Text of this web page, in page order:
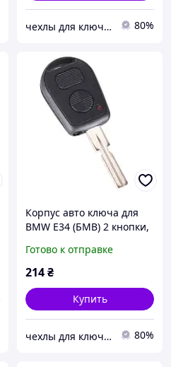
чехлы для ключей 80%
Корпус авто ключа для
BMW E34 (БМВ) 2 кнопки,
Готово к отправке
214₴
Купить
чехлы для ключей 80%